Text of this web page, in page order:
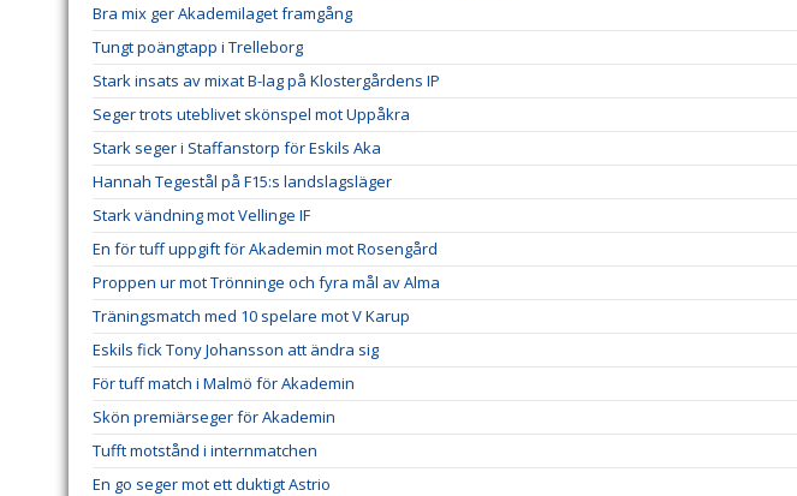
Bra mix ger Akademilaget framgång
Tungt poängtapp i Trelleborg
Stark insats av mixat B-lag på Klostergårdens IP
Seger trots uteblivet skönspel mot Uppåkra
Stark seger i Staffanstorp för Eskils Aka
Hannah Tegestål på F15:s landslagsläger
Stark vändning mot Vellinge IF
En för tuff uppgift för Akademin mot Rosengård
Proppen ur mot Trönninge och fyra mål av Alma
Träningsmatch med 10 spelare mot V Karup
Eskils fick Tony Johansson att ändra sig
För tuff match i Malmö för Akademin
Skön premiärseger för Akademin
Tufft motstånd i internmatchen
En go seger mot ett duktigt Astrio